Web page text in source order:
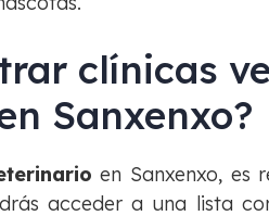
clínicas
Sanxenxo?
en Sanxenxo, es
acceder a una lista